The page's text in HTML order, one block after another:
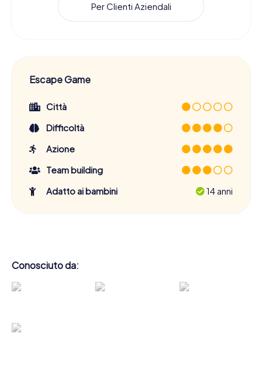
Per Clienti Aziendali
Escape Game
Città
Difficoltà
Azione
Team building
Adatto ai bambini
14 anni
Conosciuto da: